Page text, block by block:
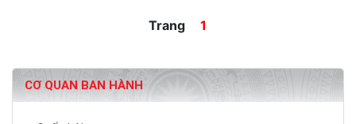
Trang 1
CƠ QUAN BAN HÀNH